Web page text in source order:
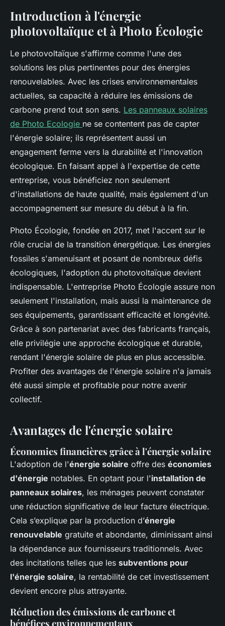
Introduction à l'énergie
photovoltaïque et à Photo Écologie
Le photovoltaïque s'affirme comme l'une des
solutions les plus pertinentes pour des énergies
renouvelables. Avec les crises environnementales
actuelles, sa capacité à réduire les émissions de
carbone prend tout son sens. Les panneaux solaires
de Photo Ecologie ne se contentent pas de capter
l'énergie solaire; ils représentent aussi un
engagement ferme vers la durabilité et l'innovation
écologique. En faisant appel à l'expertise de cette
entreprise, vous bénéficiez non seulement
d'installations de haute qualité, mais également d'un
accompagnement sur mesure du début à la fin.
Photo Écologie, fondée en 2017, met l'accent sur le
rôle crucial de la transition énergétique. Les énergies
fossiles s'amenuisant et posant de nombreux défis
écologiques, l'adoption du photovoltaïque devient
indispensable. L'entreprise Photo Écologie assure non
seulement l'installation, mais aussi la maintenance de
ses équipements, garantissant efficacité et longévité.
Grâce à son partenariat avec des fabricants français,
elle privilégie une approche écologique et durable,
rendant l'énergie solaire de plus en plus accessible.
Profiter des avantages de l'énergie solaire n'a jamais
été aussi simple et profitable pour notre avenir
collectif.
Avantages de l'énergie solaire
Économies financières grâce à l'énergie solaire
L'adoption de l'énergie solaire offre des économies
d'énergie notables. En optant pour l'installation de
panneaux solaires, les ménages peuvent constater
une réduction significative de leur facture électrique.
Cela s’explique par la production d’énergie
renouvelable gratuite et abondante, diminissant ainsi
la dépendance aux fournisseurs traditionnels. Avec
des incitations telles que les subventions pour
l'énergie solaire, la rentabilité de cet investissement
devient encore plus attrayante.
Réduction des émissions de carbone et
bénéfices environnementaux